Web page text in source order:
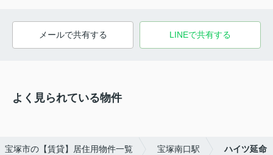
メールで共有する LINEで共有する
よく見られている物件
宝塚市の【賃貸】居住用物件一覧 宝塚南口駅 ハイツ延命